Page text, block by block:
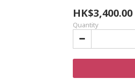
HK$3,400.00
Quantity